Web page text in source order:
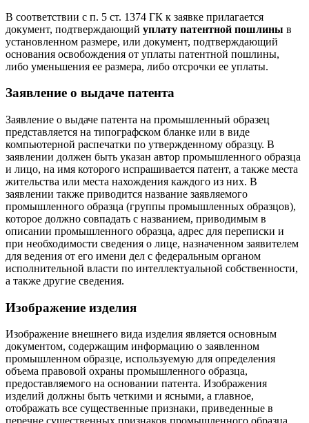
В соответствии с п. 5 ст. 1374 ГК к заявке прилагается
документ, подтверждающий уплату патентной пошлины в
установленном размере, или документ, подтверждающий
основания освобождения от уплаты патентной пошлины,
либо уменьшения ее размера, либо отсрочки ее уплаты.
Заявление о выдаче патента
Заявление о выдаче патента на промышленный образец
представляется на типографском бланке или в виде
компьютерной распечатки по утвержденному образцу. В
заявлении должен быть указан автор промышленного образца
и лицо, на имя которого испрашивается патент, а также места
жительства или места нахождения каждого из них. В
заявлении также приводится название заявляемого
промышленного образца (группы промышленных образцов),
которое должно совпадать с названием, приводимым в
описании промышленного образца, адрес для переписки и
при необходимости сведения о лице, назначенном заявителем
для ведения от его имени дел с федеральным органом
исполнительной власти по интеллектуальной собственности,
а также другие сведения.
Изображение изделия
Изображение внешнего вида изделия является основным
документом, содержащим информацию о заявленном
промышленном образце, используемую для определения
объема правовой охраны промышленного образца,
предоставляемого на основании патента. Изображения
изделий должны быть четкими и ясными, а главное,
отображать все существенные признаки, приведенные в